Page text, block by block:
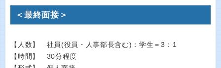
＜最終面接＞
【人数】 社員(役員・人事部長含む)：学生＝3：1
【時間】 30分程度